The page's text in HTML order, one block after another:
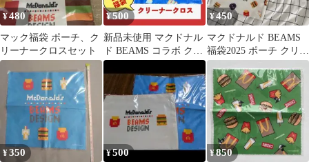
¥480
マック福袋 ポーチ、ク
リーナークロスセット
¥500
新品未使用 マクドナル
ド BEAMS コラボ クリ
ーナークロス 2025福袋
¥450
マクドナルド BEAMS
福袋2025 ポーチ クリー
ナークロス セット
¥350 ¥500 ¥850